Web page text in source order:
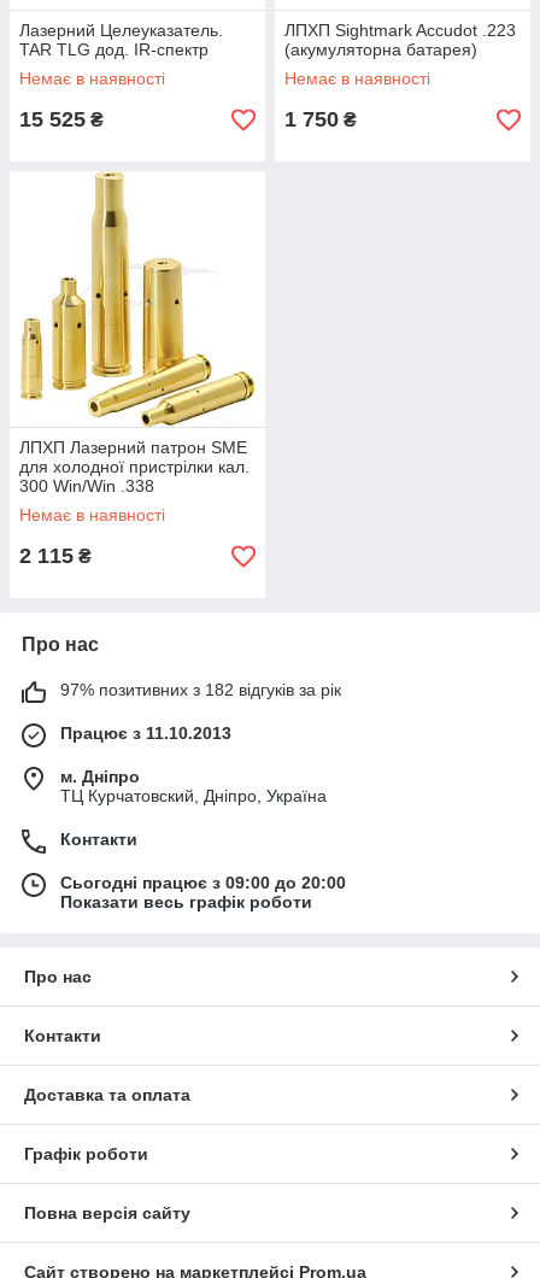
Лазерний Целеуказатель.
TAR TLG дод. IR-спектр
Немає в наявності
15 525 ₴
ЛПХП Sightmark Accudot .223
(акумуляторна батарея)
Немає в наявності
1 750 ₴
ЛПХП Лазерний патрон SME
для холодної пристрілки кал.
300 Win/Win .338
Немає в наявності
2 115 ₴
Про нас
97% позитивних з 182 відгуків за рік
Працює з 11.10.2013
м. Дніпро
ТЦ Курчатовский, Дніпро, Україна
Контакти
Сьогодні працює з 09:00 до 20:00
Показати весь графік роботи
Про нас
Контакти
Доставка та оплата
Графік роботи
Повна версія сайту
Сайт створено на маркетплейсі Prom.ua